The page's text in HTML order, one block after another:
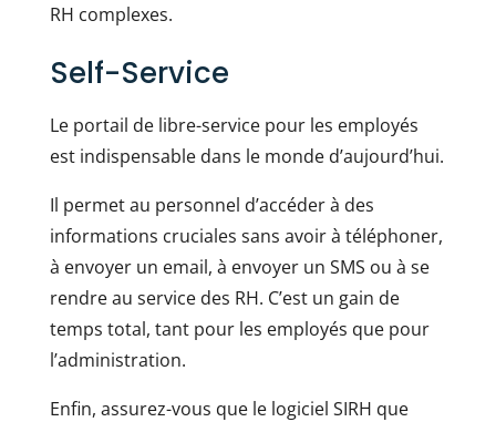
RH complexes.
Self-Service
Le portail de libre-service pour les employés
est indispensable dans le monde d’aujourd’hui.
Il permet au personnel d’accéder à des
informations cruciales sans avoir à téléphoner,
à envoyer un email, à envoyer un SMS ou à se
rendre au service des RH. C’est un gain de
temps total, tant pour les employés que pour
l’administration.
Enfin, assurez-vous que le logiciel SIRH que